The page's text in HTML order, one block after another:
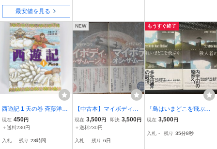
最安値を見る
西遊記 1 天の巻 斉藤洋の
西遊記シリーズ 理論社
現在 450円
＋送料230円
入札 - 残り 23時間
NEW
【中古本】マイボディ・
オン・ザ・ムーン 上・
下巻 セット 矢野アロウ／
現在 3,500円 即決 3,500円
＋送料230円
入札 - 残り 6日
もうすぐ終了
「鳥はいまどこを飛ぶ
か・殺人者の空 山野浩
ト 創元SF文庫
現在 3,500円
入札 - 残り 35分6秒